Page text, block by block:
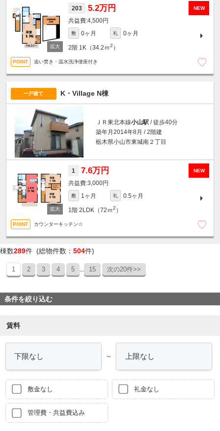
NEW
203 5.2万円
4,500円
敷 0ヶ月 礼 0ヶ月
2階 1K（34.2ｍ2 ）
追い焚き・温水洗浄便座付き
一戸建て K・Village N棟
ＪＲ東北本線小山駅 / 徒歩40分
築年月2014年8月 / 2階建
栃木県小山市東城南２丁目
NEW
1 7.6万円
3,000円
敷 1ヶ月 礼 0.5ヶ月
1階 2LDK（72ｍ2 ）
カウンターキッチン☆
棟数289件 (総物件数： 504件)
1 2 3 4 5 ... 15 次の20件>>
条件を絞り込む
賃料
～
敷金なし 礼金なし
管理費・共益費込み